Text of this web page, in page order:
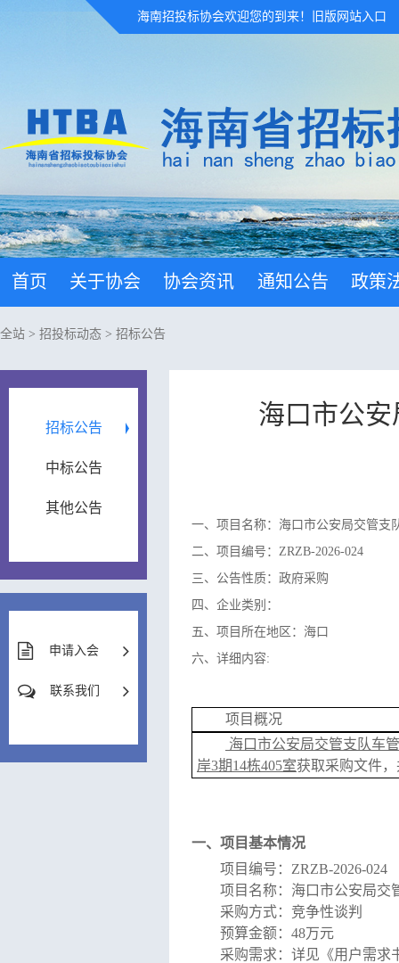
海南招投标协会欢迎您的到来！ 旧版网站入口
首页 关于协会 协会资讯 通知公告 政策
全站 > 招投标动态 > 招标公告
招标公告
中标公告
其他公告
申请入会
联系我们
海口市公
一、项目名称：海口市公安局交管支
二、项目编号：ZRZB-2026-024
三、公告性质：政府采购
四、企业类别：
五、项目所在地区：海口
六、详细内容:
项目概况
海口市公安局交管支队车
岸3期14栋405室获取采购文件
一、项目基本情况
项目编号： ZRZB-2026-024
项目名称： 海口市公安局交
采购方式： 竞争性谈判
预算金额 ： 48万元
采购需求： 详见《用户需求